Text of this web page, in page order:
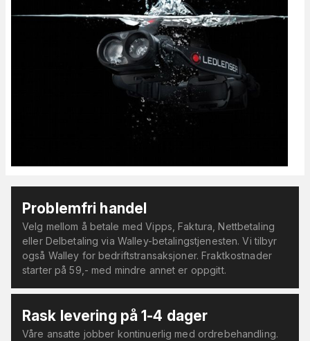
Problemfri handel
Velg mellom å betale med Vipps, Faktura, Nettbetaling
eller Delbetaling via Walley-betalingstjenesten. Vi tilbyr
også Walley for bedriftstransaksjoner. Fraktkostnader
starter på 59,- med mindre annet er oppgitt.
Rask levering på 1-4 dager
Våre ansatte jobber kontinuerlig med ordrebehandling.